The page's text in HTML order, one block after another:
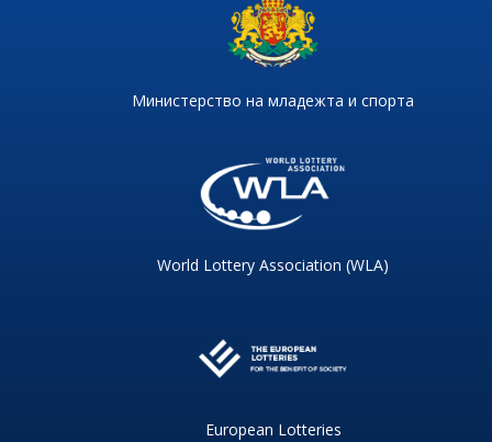
Министерство на младежта и спорта
World Lottery Association (WLA)
European Lotteries